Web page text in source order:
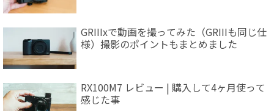
GRIIIxで動画を撮ってみた（GRIIIも同じ仕
様）撮影のポイントもまとめました
RX100M7 レビュー | 購入して4ヶ月使って
感じた事